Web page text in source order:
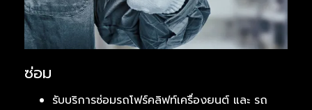
ซ่อม
รับบริการซ่อมรถโฟร์คลิฟท์เครื่องยนต์ และ รถ